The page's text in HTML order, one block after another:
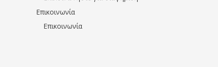
Επικοινωνία
Επικοινωνία